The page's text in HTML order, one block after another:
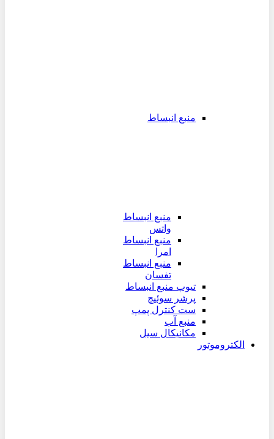
منبع انبساط
منبع انبساط
واتس
منبع انبساط
امرا
منبع انبساط
تفسان
تیوپ منبع انبساط
پرشر سوئیچ
ست کنترل پمپ
منبع آب
مکانیکال سیل
الکتروموتور